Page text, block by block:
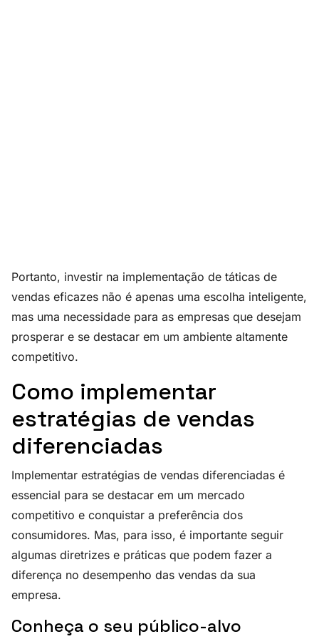
Portanto, investir na implementação de táticas de
vendas eficazes não é apenas uma escolha inteligente,
mas uma necessidade para as empresas que desejam
prosperar e se destacar em um ambiente altamente
competitivo.
Como implementar
estratégias de vendas
diferenciadas
Implementar estratégias de vendas diferenciadas é
essencial para se destacar em um mercado
competitivo e conquistar a preferência dos
consumidores. Mas, para isso, é importante seguir
algumas diretrizes e práticas que podem fazer a
diferença no desempenho das vendas da sua
empresa.
Conheça o seu público-alvo